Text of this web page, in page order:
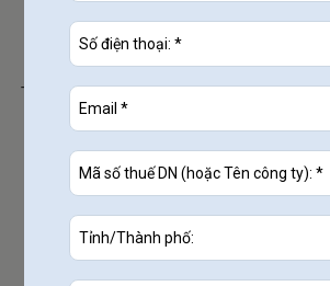
CÔNG TY CỔ PHẦN
Trụ sở chính:
Tầng 9 Tòa nhà Technosoft, phố Duy Tân,
024 3795 9595
https://